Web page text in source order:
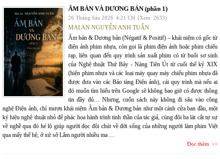
ÂM BẢN VÀ DƯƠNG BẢN (phần 1)
26 Tháng Sáu 2026 4:21 CH (Xem: 2633)
MAI AN NGUYỄN ANH TUẤN
Âm bản & Dương bản (Négatif & Positif) – khái niệm có gốc từ
điện ảnh phim nhựa, còn gọi là phim điện ảnh hoặc phim chiếu
rạp, liên quan đến quy trình sản xuất phim có từ buổi sơ sinh
của Nghệ thuật Thứ Bảy - Nàng Tiên Út từ cuối thế kỷ XIX
(hiện phim nhựa và các loại máy quay máy chiếu phim nhựa đã
được đưa vào các Bảo tàng Điện ảnh), cái quy trình mà nếu ai
đó muốn tìm hiểu trên Google sẽ không bao giờ có được thông
tin đầy đủ… Nhưng, cuốn sách này không đi sâu vào công
nghệ Điện ảnh, chỉ mượn khái niệm Âm bản & Dương bản như một cánh cửa ban đầu, một
ký hiệu nghệ thuật nhỏ để phác họa hành trình tinh thần của tác giả, cùng đôi ba lát cắt tự sự
về nghề qua đó hé lộ giúp người đọc đôi chút về đời sống của những người làm phim Việt
qua mấy thế hệ, ở xứ sở Lắm người nhiều ma …
Đọc thêm